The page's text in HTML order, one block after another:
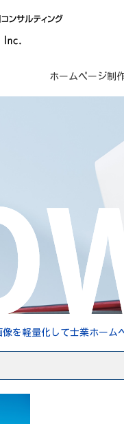
ホームページ制
像を軽量化して士業ホーム